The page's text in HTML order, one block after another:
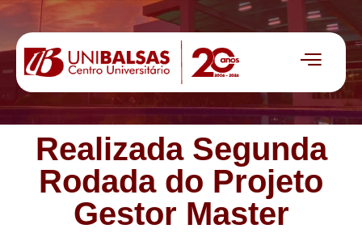
Realizada Segunda
Rodada do Projeto
Gestor Master